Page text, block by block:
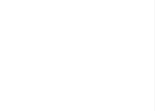
5 hvězdiček.